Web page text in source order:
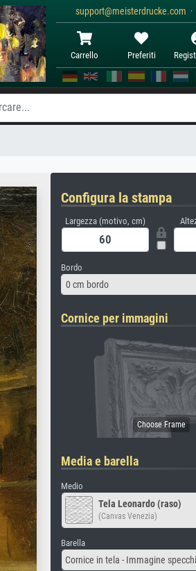
support@meisterdrucke.com
Carrello Preferiti
Configura la stampa
Largezza (motivo, cm)
Bordo
0 cm bordo
Cornice per immagini
Media e barella
Medio
Tela Leonardo (raso)
(Canvas Venezia)
Barella
Cornice in tela - Immagine